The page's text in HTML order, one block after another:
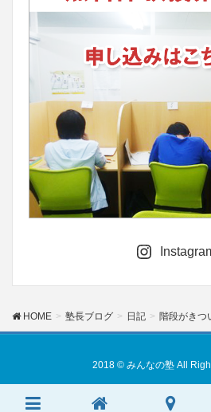
HOME 塾長ブログ 日記 階段がきつ
2018 © みんなの塾 All